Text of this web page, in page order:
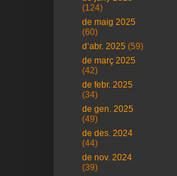
(124)
de maig 2025
(60)
d’abr. 2025 (59)
de març 2025
(42)
de febr. 2025
(34)
de gen. 2025
(49)
de des. 2024
(44)
de nov. 2024
(39)